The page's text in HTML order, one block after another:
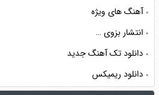
آهنگ های ویژه
انتشار بزوی …
دانلود تک آهنگ جدید
دانلود ریمیکس